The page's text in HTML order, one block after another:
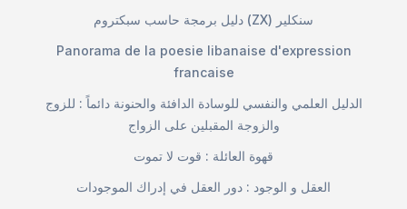
دليل برمجة حاسب سبكتروم (ZX) سنكلير
Panorama de la poesie libanaise d'expression
francaise
الدليل العلمي والنفسي للوسادة الدافئة والحنونة دائماً : للزوج
والزوجة المقبلين على الزواج
قهوة العائلة : قوت لا تموت
العقل و الوجود : دور العقل في إدراك الموجودات